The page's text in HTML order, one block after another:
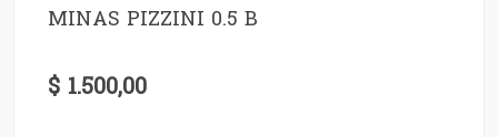
MINAS PIZZINI 0.5 B
$ 1.500,00